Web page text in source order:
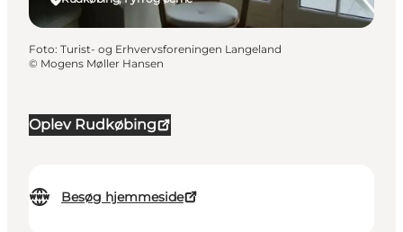
Oplev Rudkøbing
Besøg hjemmeside
Foto: Turist- og Erhvervsforeningen Langeland
© Mogens Møller Hansen